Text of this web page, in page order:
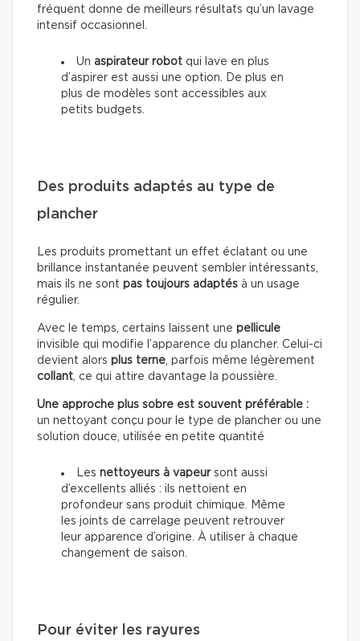
fréquent donne de meilleurs résultats qu’un lavage
intensif occasionnel.
Un aspirateur robot qui lave en plus
d’aspirer est aussi une option. De plus en
plus de modèles sont accessibles aux
petits budgets.
Des produits adaptés au type de
plancher
Les produits promettant un effet éclatant ou une
brillance instantanée peuvent sembler intéressants,
mais ils ne sont pas toujours adaptés à un usage
régulier.
Avec le temps, certains laissent une pellicule
invisible qui modifie l’apparence du plancher. Celui-ci
devient alors plus terne , parfois même légèrement
collant , ce qui attire davantage la poussière.
Une approche plus sobre est souvent préférable :
un nettoyant conçu pour le type de plancher ou une
solution douce, utilisée en petite quantité
Les nettoyeurs à vapeursont aussi
d’excellents alliés : ils nettoient en
profondeur sans produit chimique. Même
les joints de carrelage peuvent retrouver
leur apparence d’origine. À utiliser à chaque
changement de saison.
Pour éviter les rayures